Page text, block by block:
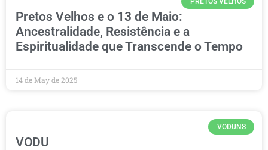
Pretos Velhos e o 13 de Maio:
Ancestralidade, Resistência e a
Espiritualidade que Transcende o Tempo
14 de May de 2025
VODUNS
VODU